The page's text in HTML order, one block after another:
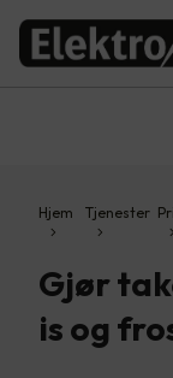
Hjem Tjenester
Gjør
is og